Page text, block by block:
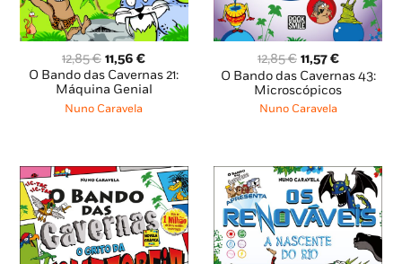
12,85€ O
preço
original
era:
11,56€O
preço
atual
O Bando das Cavernas 21:
Máquina Genial
Nuno Caravela
12,85€ O
preço
original
era:
11,57€O
preço
atual
O Bando das Cavernas 43:
Microscópicos
Nuno Caravela